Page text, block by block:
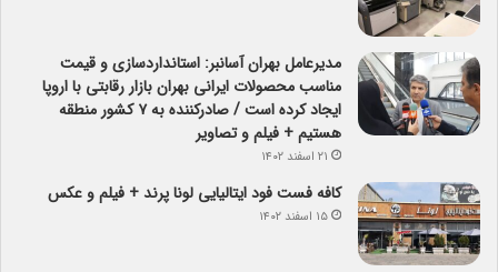
مدیرعامل بهران آسانبر: استانداردسازی و قیمت
مناسب محصولات ایرانی بهران بازار رقابتی با اروپا
ایجاد کرده است / صادرکننده به ۷ کشور منطقه
هستیم + فیلم و تصاویر
۲۱ اسفند ۱۴۰۲
کافه فست فود ایتالیایی لونا پرند + فیلم و عکس
۱۵ اسفند ۱۴۰۲